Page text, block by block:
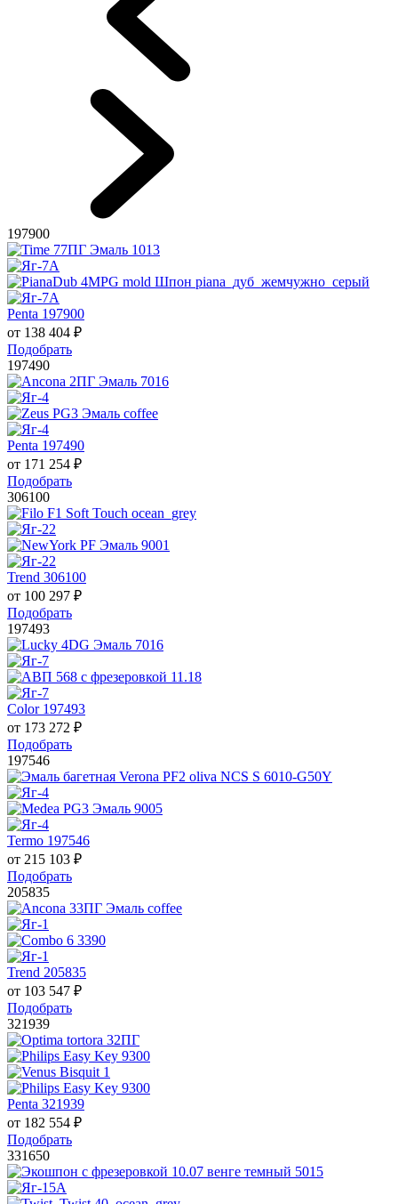
197900
Penta 197900
от 138 404 ₽
Подобрать
197490
Penta 197490
от 171 254 ₽
Подобрать
306100
Trend 306100
от 100 297 ₽
Подобрать
197493
Color 197493
от 173 272 ₽
Подобрать
197546
Termo 197546
от 215 103 ₽
Подобрать
205835
Trend 205835
от 103 547 ₽
Подобрать
321939
Penta 321939
от 182 554 ₽
Подобрать
331650